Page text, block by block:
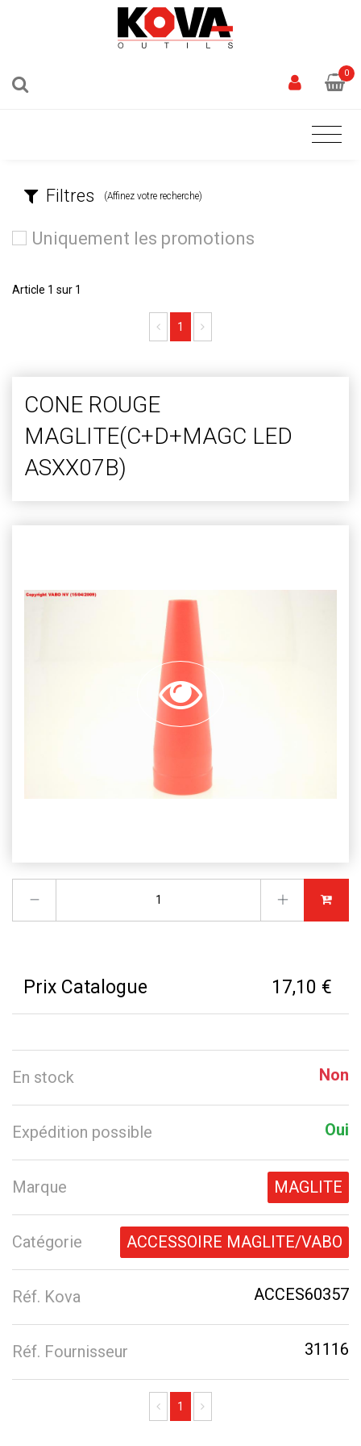
0
Filtres (Affinez votre recherche)
Uniquement les promotions
Article 1 sur 1
Previous
1
CONE ROUGE
MAGLITE(C+D+MAGC LED
ASXX07B)
Prix Catalogue 17,10 €
En stock Non
Expédition possible Oui
Marque MAGLITE
Catégorie ACCESSOIRE MAGLITE/VABO
Réf. Kova ACCES60357
Réf. Fournisseur 31116
Previous
1